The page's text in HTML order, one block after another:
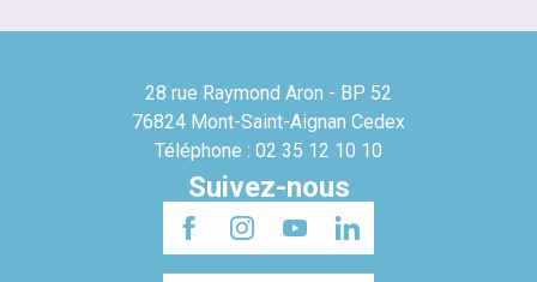
28 rue Raymond Aron - BP 52
76824 Mont-Saint-Aignan Cedex
Téléphone : 02 35 12 10 10
Suivez-nous